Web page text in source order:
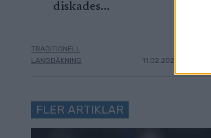
diskades...
TRADITIONELL
LÄNGDÅKNING
11.02.2026
FLER ARTIKLAR